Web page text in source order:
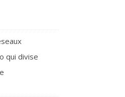
qui divise